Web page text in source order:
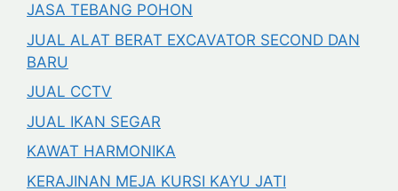
JASA TEBANG POHON
JUAL ALAT BERAT EXCAVATOR SECOND DAN
BARU
JUAL CCTV
JUAL IKAN SEGAR
KAWAT HARMONIKA
KERAJINAN MEJA KURSI KAYU JATI